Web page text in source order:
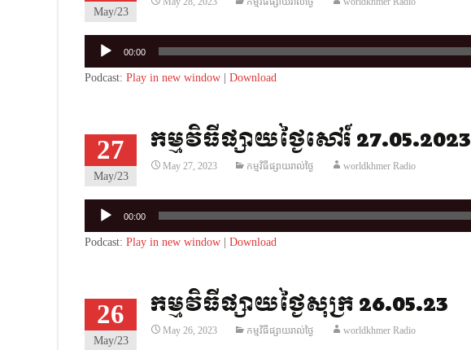
May/23
Audio
Player
00:00
Podcast: Play in new window Download
27
May/23
កម្មវិធីផ្សាយថ្ងៃសៅរ៍ 27.05.2023
May 27, 2023 កម្មវិធីផ្សាយរាល់ថ្ងៃ worldkhmer Radio
Audio
Player
00:00
Podcast: Play in new window Download
26
May/23
កម្មវិធីផ្សាយថ្ងៃសុក្រ 26.05.23
May 26, 2023 កម្មវិធីផ្សាយរាល់ថ្ងៃ worldkhmer Radio